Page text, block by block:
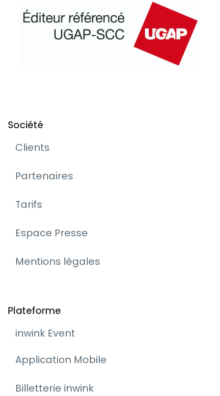
Société
Clients
Partenaires
Tarifs
Espace Presse
Mentions légales
Plateforme
inwink Event
Application Mobile
Billetterie inwink